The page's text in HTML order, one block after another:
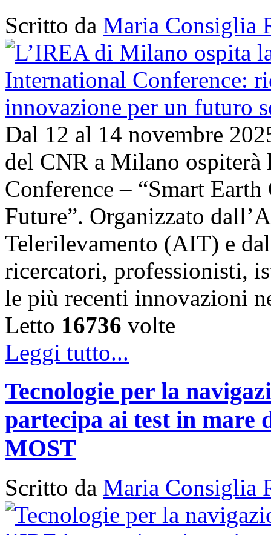
Scritto da Maria Consiglia
Dal 12 al 14 novembre
del CNR a Milano
Conference – “Smart
Future”. Organizzato
Telerilevamento (AIT) e
ricercatori, professionisti,
le più recenti innovazioni
Letto 16736 volte
Leggi tutto...
Tecnologie per la
partecipa ai test in mare
MOST
Scritto da Maria Consiglia